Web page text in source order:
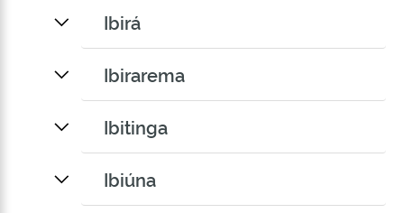
Ibirá
Ibirarema
Ibitinga
Ibiúna